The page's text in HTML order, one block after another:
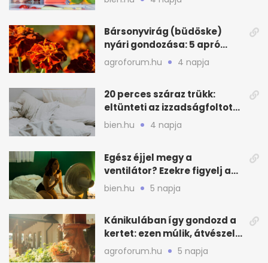
Bársonyvirág (büdöske)
nyári gondozása: 5 apró
lépés a dús virágzásért
agroforum.hu 4 napja
20 perces száraz trükk:
eltünteti az izzadságfoltot
és a szagot a matracról
bien.hu 4 napja
Egész éjjel megy a
ventilátor? Ezekre figyelj a
hőségben alvásnál
bien.hu 5 napja
Kánikulában így gondozd a
kertet: ezen múlik, átvészeli-
e a hőséget
agroforum.hu 5 napja